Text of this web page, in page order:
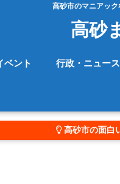
高砂市のマニアック
高砂
ベント 行政・ニュース
高砂市の面白